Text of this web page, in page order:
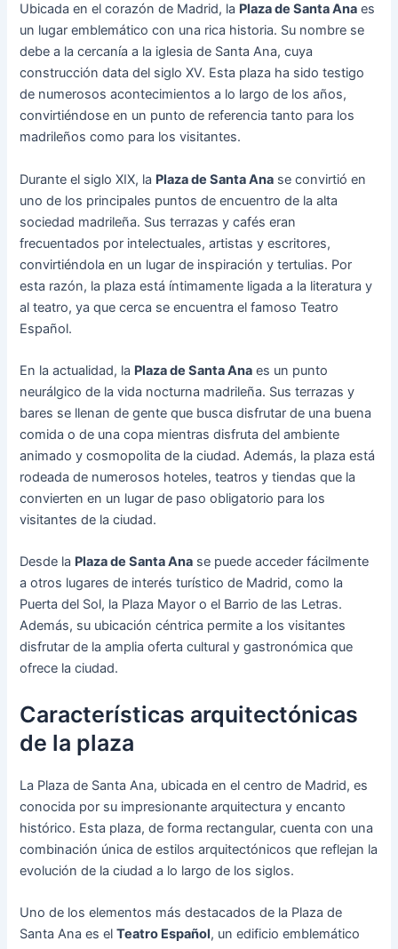
Ubicada en el corazón de Madrid, la Plaza de Santa Ana es
un lugar emblemático con una rica historia. Su nombre se
debe a la cercanía a la iglesia de Santa Ana, cuya
construcción data del siglo XV. Esta plaza ha sido testigo
de numerosos acontecimientos a lo largo de los años,
convirtiéndose en un punto de referencia tanto para los
madrileños como para los visitantes.
Durante el siglo XIX, la Plaza de Santa Ana se convirtió en
uno de los principales puntos de encuentro de la alta
sociedad madrileña. Sus terrazas y cafés eran
frecuentados por intelectuales, artistas y escritores,
convirtiéndola en un lugar de inspiración y tertulias. Por
esta razón, la plaza está íntimamente ligada a la literatura y
al teatro, ya que cerca se encuentra el famoso Teatro
Español.
En la actualidad, la Plaza de Santa Ana es un punto
neurálgico de la vida nocturna madrileña. Sus terrazas y
bares se llenan de gente que busca disfrutar de una buena
comida o de una copa mientras disfruta del ambiente
animado y cosmopolita de la ciudad. Además, la plaza está
rodeada de numerosos hoteles, teatros y tiendas que la
convierten en un lugar de paso obligatorio para los
visitantes de la ciudad.
Desde la Plaza de Santa Ana se puede acceder fácilmente
a otros lugares de interés turístico de Madrid, como la
Puerta del Sol, la Plaza Mayor o el Barrio de las Letras.
Además, su ubicación céntrica permite a los visitantes
disfrutar de la amplia oferta cultural y gastronómica que
ofrece la ciudad.
Características arquitectónicas
de la plaza
La Plaza de Santa Ana, ubicada en el centro de Madrid, es
conocida por su impresionante arquitectura y encanto
histórico. Esta plaza, de forma rectangular, cuenta con una
combinación única de estilos arquitectónicos que reflejan la
evolución de la ciudad a lo largo de los siglos.
Uno de los elementos más destacados de la Plaza de
Santa Ana es elTeatro Español, un edificio emblemático